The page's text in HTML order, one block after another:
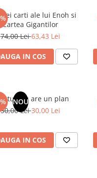
trei carti ale lui Enoh si
Cartea Gigantilor
74,00 Lei63,43 Lei
IN COS
NOUtau are un plan
50,00 Lei30,00 Lei
IN COS